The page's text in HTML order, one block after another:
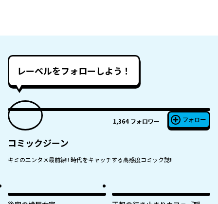
レーベルをフォローしよう！
1,364 フォロワー フォロー
コミックジーン
キミのエンタメ最前線!! 時代をキャッチする高感度コミック誌!!